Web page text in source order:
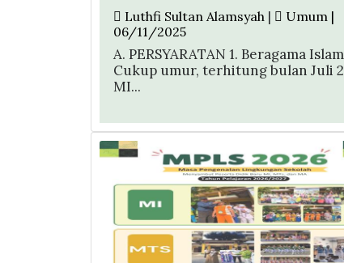
Luthfi Sultan Alamsyah |
Umum |
06/11/2025
A. PERSYARATAN 1. Beragama
Cukup umur, terhitung bulan Juli
MI...